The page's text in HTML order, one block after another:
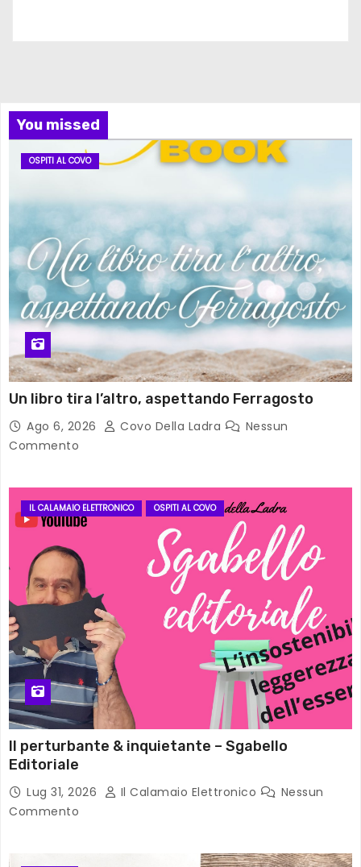
You missed
OSPITI AL COVO
Un libro tira l’altro, aspettando Ferragosto
Ago 6, 2026 Covo Della Ladra
Nessun
Commento
IL CALAMAIO ELETTRONICO OSPITI AL COVO
Il perturbante & inquietante – Sgabello
Editoriale
Lug 31, 2026 Il Calamaio Elettronico
Nessun
Commento